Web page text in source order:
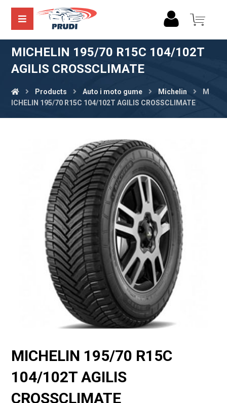
MICHELIN 195/70 R15C 104/102T
AGILIS CROSSCLIMATE
Products Auto i moto gume Michelin
M
ICHELIN 195/70 R15C 104/102T AGILIS CROSSCLIMATE
MICHELIN 195/70 R15C
104/102T AGILIS
CROSSCLIMATE